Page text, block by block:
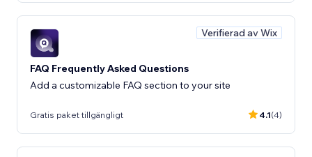
Verifierad av Wix
FAQ Frequently Asked Questions
Add a customizable FAQ section to your site
Gratis paket tillgängligt 4.1(4)